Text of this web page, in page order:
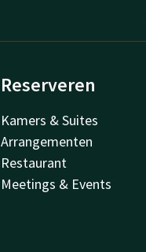
Reserveren
Kamers & Suites
Arrangementen
Restaurant
Meetings & Events